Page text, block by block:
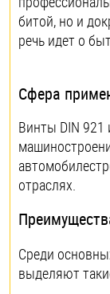
битой, но и
речь идет о
Сфера
Винты DIN 921
отраслях.
Среди
выделяют